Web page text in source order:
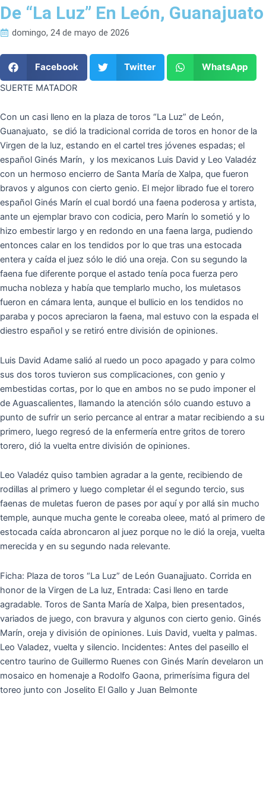
De “La Luz” En León, Guanajuato
domingo, 24 de mayo de 2026
Facebook Twitter WhatsApp
SUERTE MATADOR
Con un casi lleno en la plaza de toros “La Luz” de León,
Guanajuato, se dió la tradicional corrida de toros en honor de la
Virgen de la luz, estando en el cartel tres jóvenes espadas; el
español Ginés Marín, y los mexicanos Luis David y Leo Valadéz
con un hermoso encierro de Santa María de Xalpa, que fueron
bravos y algunos con cierto genio. El mejor librado fue el torero
español Ginés Marín el cual bordó una faena poderosa y artista,
ante un ejemplar bravo con codicia, pero Marín lo sometió y lo
hizo embestir largo y en redondo en una faena larga, pudiendo
entonces calar en los tendidos por lo que tras una estocada
entera y caída el juez sólo le dió una oreja. Con su segundo la
faena fue diferente porque el astado tenía poca fuerza pero
mucha nobleza y había que templarlo mucho, los muletasos
fueron en cámara lenta, aunque el bullicio en los tendidos no
paraba y pocos apreciaron la faena, mal estuvo con la espada el
diestro español y se retiró entre división de opiniones.
Luis David Adame salió al ruedo un poco apagado y para colmo
sus dos toros tuvieron sus complicaciones, con genio y
embestidas cortas, por lo que en ambos no se pudo imponer el
de Aguascalientes, llamando la atención sólo cuando estuvo a
punto de sufrir un serio percance al entrar a matar recibiendo a su
primero, luego regresó de la enfermería entre gritos de torero
torero, dió la vuelta entre división de opiniones.
Leo Valadéz quiso tambien agradar a la gente, recibiendo de
rodillas al primero y luego completar él el segundo tercio, sus
faenas de muletas fueron de pases por aquí y por allá sin mucho
temple, aunque mucha gente le coreaba oleee, mató al primero de
estocada caída abroncaron al juez porque no le dió la oreja, vuelta
merecida y en su segundo nada relevante.
Ficha: Plaza de toros “La Luz” de León Guanajjuato. Corrida en
honor de la Virgen de La luz, Entrada: Casi lleno en tarde
agradable. Toros de Santa María de Xalpa, bien presentados,
variados de juego, con bravura y algunos con cierto genio. Ginés
Marín, oreja y división de opiniones. Luis David, vuelta y palmas.
Leo Valadez, vuelta y silencio. Incidentes: Antes del paseillo el
centro taurino de Guillermo Ruenes con Ginés Marín develaron un
mosaico en homenaje a Rodolfo Gaona, primerísima figura del
toreo junto con Joselito El Gallo y Juan Belmonte